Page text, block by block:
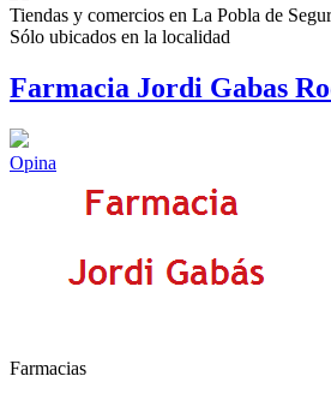
Tiendas y comercios en La Pobla de
Sólo ubicados en la localidad
Farmacia Jordi Gabas
Opina
Farmacias